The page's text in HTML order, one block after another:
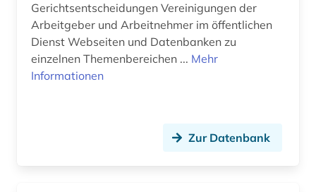
bündnerromanisch (1)
bürgerrechtsbewegung (2)
Gerichtsentscheidungen Vereinigungen der
Arbeitgeber und Arbeitnehmer im öffentlichen
Dienst Webseiten und Datenbanken zu
einzelnen Themenbereichen ... Mehr
Informationen
Zur Datenbank